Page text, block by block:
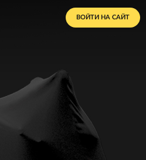
ВОЙТИ НА САЙТ